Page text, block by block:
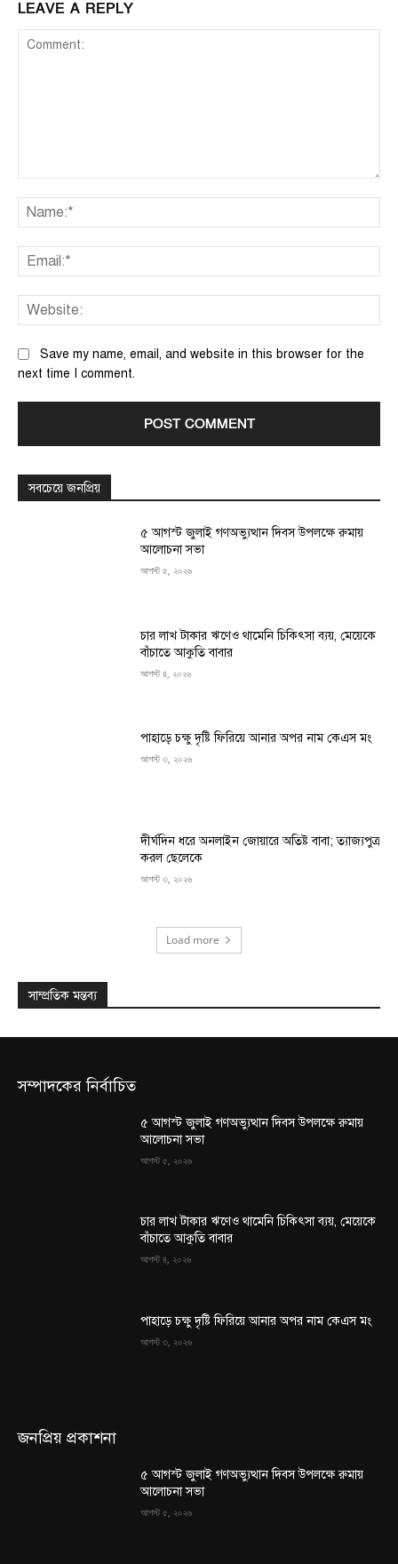
LEAVE A REPLY
Save my name, email, and website in this browser for the
next time I comment.
সবচেয়ে জনপ্রিয়
৫ আগস্ট জুলাই গণঅভ্যুত্থান দিবস উপলক্ষে রুমায়
আলোচনা সভা
আগস্ট ৫, ২০২৬
চার লাখ টাকার ঋণেও থামেনি চিকিৎসা ব্যয়, মেয়েকে
বাঁচাতে আকুতি বাবার
আগস্ট ৪, ২০২৬
পাহাড়ে চক্ষু দৃষ্টি ফিরিয়ে আনার অপর নাম কেএস মং
আগস্ট ৩, ২০২৬
দীর্ঘদিন ধরে অনলাইন জোয়ারে অতিষ্ট বাবা; ত্যাজ্যপুত্র
করল ছেলেকে
আগস্ট ৩, ২০২৬
Load more
সাম্প্রতিক মন্তব্য
সম্পাদকের নির্বাচিত
৫ আগস্ট জুলাই গণঅভ্যুত্থান দিবস উপলক্ষে রুমায়
আলোচনা সভা
আগস্ট ৫, ২০২৬
চার লাখ টাকার ঋণেও থামেনি চিকিৎসা ব্যয়, মেয়েকে
বাঁচাতে আকুতি বাবার
আগস্ট ৪, ২০২৬
পাহাড়ে চক্ষু দৃষ্টি ফিরিয়ে আনার অপর নাম কেএস মং
আগস্ট ৩, ২০২৬
জনপ্রিয় প্রকাশনা
৫ আগস্ট জুলাই গণঅভ্যুত্থান দিবস উপলক্ষে রুমায়
আলোচনা সভা
আগস্ট ৫, ২০২৬